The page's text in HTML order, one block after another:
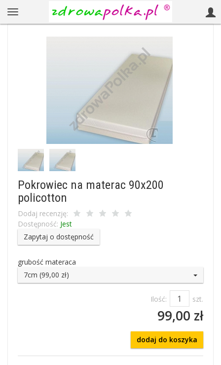
Pokrowiec na materac 90x200
policotton
Dodaj recenzję:
Dostępność: Jest
Zapytaj o dostępność
grubość materaca
7cm (99,00 zł)
Ilość: szt.
99,00 zł
dodaj do koszyka